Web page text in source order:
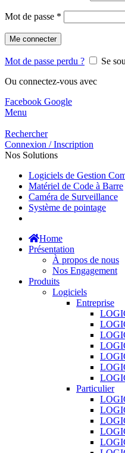
Mot de passe *
Me connecter
Mot de passe perdu ?
Se
Ou connectez-vous avec
Facebook Google
Menu
Rechercher
Connexion / Inscription
Nos Solutions
Logiciels de Gestion
Matériel de Code à Barre
Caméra de Surveillance
Système de pointage
Home
Présentation
À propos de nous
Nos Engagement
Produits
Logiciels
Entreprise
Particulier